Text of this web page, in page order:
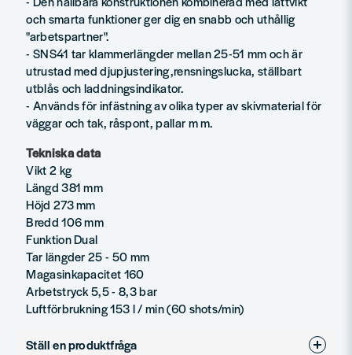
och smarta funktioner ger dig en snabb och uthållig
"arbetspartner".
- SNS41 tar klammerlängder mellan 25-51 mm och är
utrustad med djupjustering,rensningslucka, ställbart
utblås och laddningsindikator.
- Används för infästning av olika typer av skivmaterial för
väggar och tak, råspont, pallar m m.
Tekniska data
Vikt 2 kg
Längd 381 mm
Höjd 273 mm
Bredd 106 mm
Funktion Dual
Tar längder 25 - 50 mm
Magasinkapacitet 160
Arbetstryck 5,5 - 8,3 bar
Luftförbrukning 153 l / min (60 shots/min)
Ställ en produktfråga